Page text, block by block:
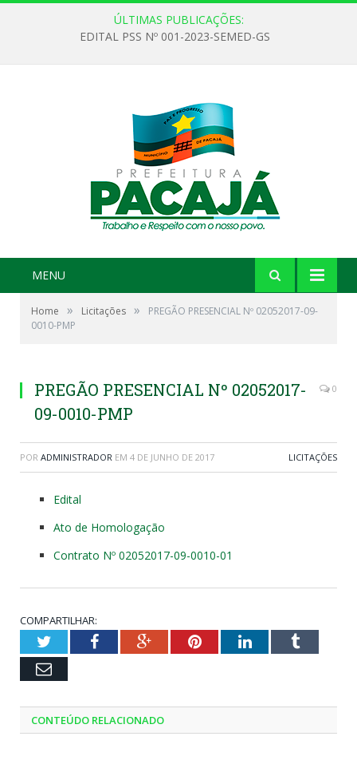
ÚLTIMAS PUBLICAÇÕES:
EDITAL PSS Nº 001-2023-SEMED-GS
MENU
Home » Licitações »
PREGÃO PRESENCIAL Nº 02052017-09-
0010-PMP
PREGÃO PRESENCIAL Nº 02052017-
09-0010-PMP
0
POR ADMINISTRADOR EM 4 DE JUNHO DE 2017 LICITAÇÕES
Edital
Ato de Homologação
Contrato Nº 02052017-09-0010-01
COMPARTILHAR:
TwitterFacebookGoogle+PinterestLinkedInTumblr
Email
CONTEÚDO RELACIONADO